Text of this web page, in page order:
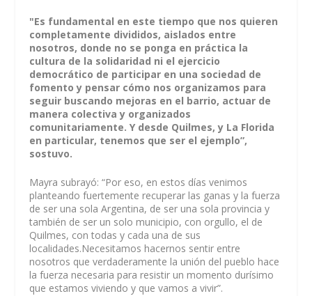
"Es fundamental en este tiempo que nos quieren
completamente divididos, aislados entre
nosotros, donde no se ponga en práctica la
cultura de la solidaridad ni el ejercicio
democrático de participar en una sociedad de
fomento y pensar cómo nos organizamos para
seguir buscando mejoras en el barrio, actuar de
manera colectiva y organizados
comunitariamente. Y desde Quilmes, y La Florida
en particular, tenemos que ser el ejemplo”,
sostuvo.
Mayra subrayó: “Por eso, en estos días venimos
planteando fuertemente recuperar las ganas y la fuerza
de ser una sola Argentina, de ser una sola provincia y
también de ser un solo municipio, con orgullo, el de
Quilmes, con todas y cada una de sus
localidades.Necesitamos hacernos sentir entre
nosotros que verdaderamente la unión del pueblo hace
la fuerza necesaria para resistir un momento durísimo
que estamos viviendo y que vamos a vivir”.